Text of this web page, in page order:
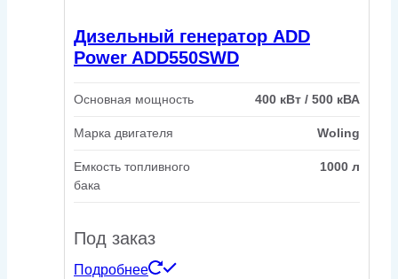
Дизельный генератор ADD
Power ADD550SWD
Основная мощность 400 кВт / 500 кВА
Марка двигателя Woling
Емкость топливного
бака
1000 л
Под заказ
Подробнее